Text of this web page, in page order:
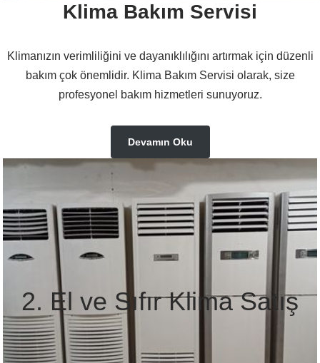
Klima Bakım Servisi
Klimanızın verimliliğini ve dayanıklılığını artırmak için düzenli
bakım çok önemlidir. Klima Bakım Servisi olarak, size
profesyonel bakım hizmetleri sunuyoruz.
Devamın Oku
2. El ve Sıfır Klima Satış